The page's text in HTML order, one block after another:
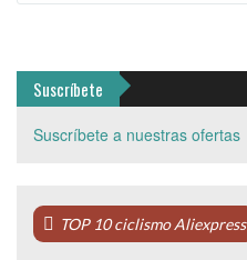
Suscríbete
Suscríbete a nuestras ofertas
TOP 10 ciclismo Aliexpress